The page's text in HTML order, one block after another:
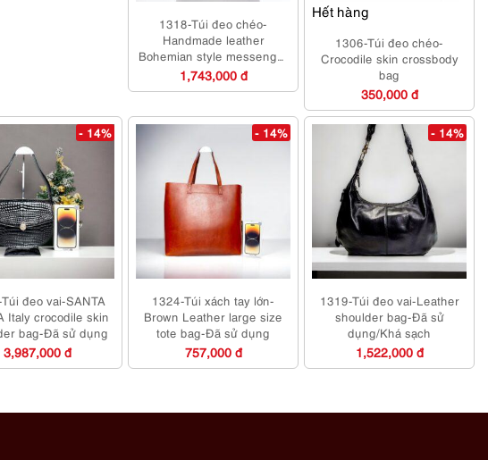
1318-Túi đeo chéo-
Handmade leather
Bohemian style messenger
bag-Đã sử dụng/Khá sạch
1,743,000 đ
Hết hàng
1306-Túi đeo chéo-
Crocodile skin crossbody
bag
350,000 đ
- 14%
đeo vai-SANTA
Italy crocodile skin
bag-Đã sử dụng
3,987,000 đ
- 14%
1324-Túi xách tay lớn-
Brown Leather large size
tote bag-Đã sử dụng
757,000 đ
- 14%
1319-Túi đeo vai-Leather
shoulder bag-Đã sử
dụng/Khá sạch
1,522,000 đ